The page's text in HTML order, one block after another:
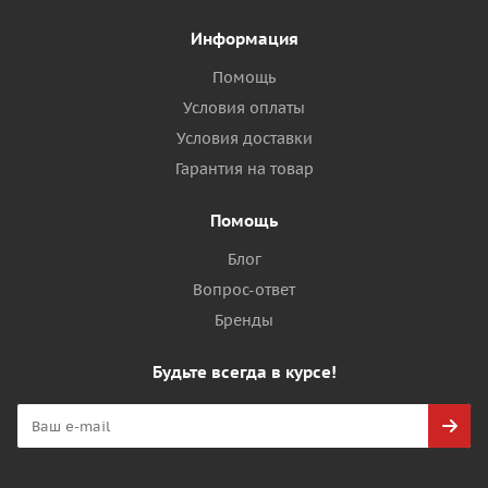
Информация
Помощь
Условия оплаты
Условия доставки
Гарантия на товар
Помощь
Блог
Вопрос-ответ
Бренды
Будьте всегда в курсе!